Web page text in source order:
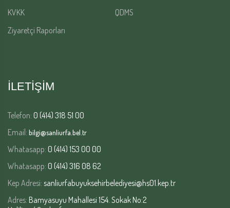
KVKK
QDMS
Ziyaretçi Raporları
İLETİŞİM
Telefon: 0 (414) 318 51 00
Email: bilgi@sanliurfa.bel.tr
Whatasapp: 0 (414) 153 00 00
Whatasapp: 0 (414) 316 08 62
Kep Adresi: sanliurfabuyuksehirbelediyesi@hs01.kep.tr
Adres: Bamyasuyu Mahallesi 154. Sokak No:2